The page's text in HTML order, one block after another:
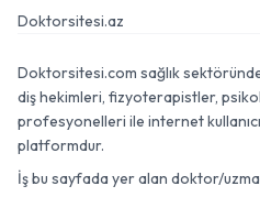
Doktorsitesi.az
Doktorsitesi.com sağlık
diş hekimleri, fizyoterapistler,
profesyonelleri ile internet
platformdur.
İş bu sayfada yer alan doktor/